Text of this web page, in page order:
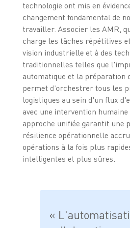
technologie ont mis en
changement fondamental de
travailler. Associer les AMR,
charge les tâches répétitives
vision industrielle et à des
traditionnelles telles que
automatique et la préparation
permet d'orchestrer tous les
logistiques au sein d'un flux
avec une intervention
approche unifiée garantit une
résilience opérationnelle
opérations à la fois plus
intelligentes et plus sûres.
«